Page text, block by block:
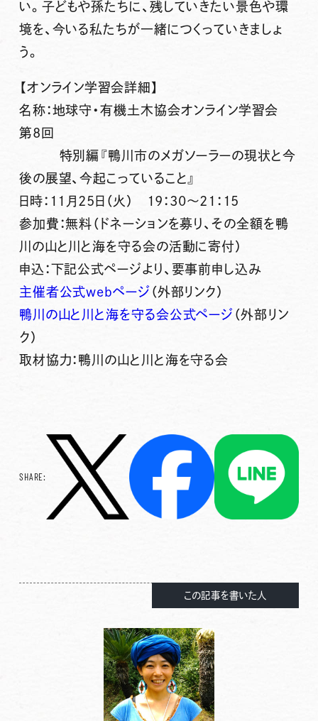
い。子どもや孫たちに、残していきたい景色や環
境を、今いる私たちが一緒につくっていきましょ
う。
【オンライン学習会詳細】
名称：地球守・有機土木協会オンライン学習会
第8回
特別編『鴨川市のメガソーラーの現状と今
後の展望、今起こっていること』
日時：11月25日（火） 19：30～21：15
参加費：無料（ドネーションを募り、その全額を鴨
川の山と川と海を守る会の活動に寄付）
申込：下記公式ページより、要事前申し込み
主催者公式webページ （外部リンク）
鴨川の山と川と海を守る会公式ページ （外部リン
ク）
取材協力：鴨川の山と川と海を守る会
SHARE:
この記事を書いた人